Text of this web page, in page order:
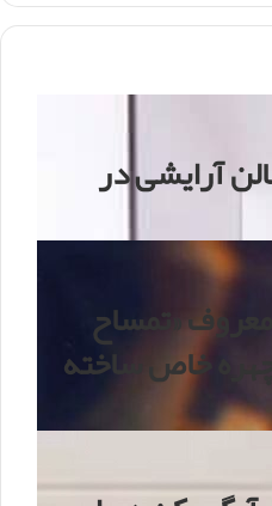
س
سالن آرایشی در
«تمساح
خاص ساخته